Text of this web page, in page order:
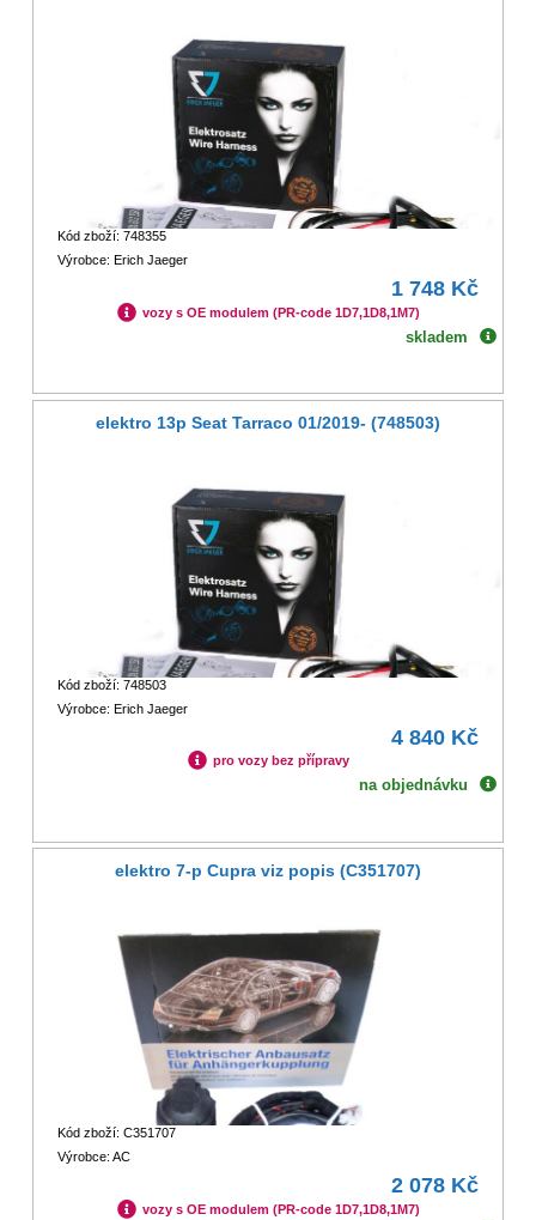
Kód zboží: 748355
Výrobce: Erich Jaeger
1 748 Kč
vozy s OE modulem (PR-code 1D7,1D8,1M7)
skladem
elektro 13p Seat Tarraco 01/2019- (748503)
Kód zboží: 748503
Výrobce: Erich Jaeger
4 840 Kč
pro vozy bez přípravy
na objednávku
elektro 7-p Cupra viz popis (C351707)
Kód zboží: C351707
Výrobce: AC
2 078 Kč
vozy s OE modulem (PR-code 1D7,1D8,1M7)